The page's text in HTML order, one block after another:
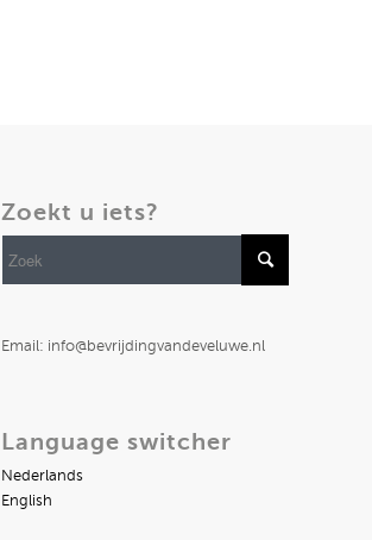
Zoekt u iets?
Email: info@bevrijdingvandeveluwe.nl
Language switcher
Nederlands
English